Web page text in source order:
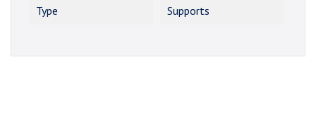
Type
Supports